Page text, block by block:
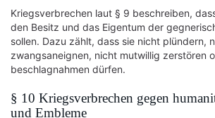
Kriegsverbrechen laut § 9 beschreiben,
den Besitz und das Eigentum der
sollen. Dazu zählt, dass sie nicht plündern,
zwangsaneignen, nicht mutwillig zerstören
beschlagnahmen dürfen.
§ 10 Kriegsverbrechen gegen
und Embleme